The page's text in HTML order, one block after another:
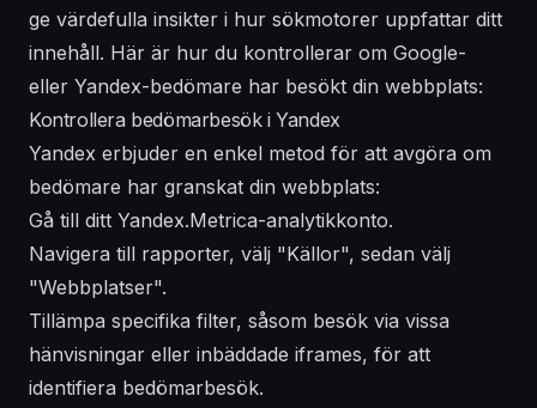
ge värdefulla insikter i hur sökmotorer uppfattar ditt
innehåll. Här är hur du kontrollerar om Google-
eller Yandex-bedömare har besökt din webbplats:
Kontrollera bedömarbesök i Yandex
Yandex erbjuder en enkel metod för att avgöra om
bedömare har granskat din webbplats:
Gå till ditt Yandex.Metrica-analytikkonto.
Navigera till rapporter, välj "Källor", sedan välj
"Webbplatser".
Tillämpa specifika filter, såsom besök via vissa
hänvisningar eller inbäddade iframes, för att
identifiera bedömarbesök.